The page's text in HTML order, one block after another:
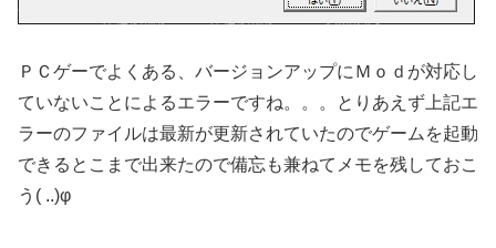
ＰＣゲーでよくある、バージョンアップにＭｏｄが対応し
ていないことによるエラーですね。。。とりあえず上記エ
ラーのファイルは最新が更新されていたのでゲームを起動
できるとこまで出来たので備忘も兼ねてメモを残しておこ
う( ..)φ